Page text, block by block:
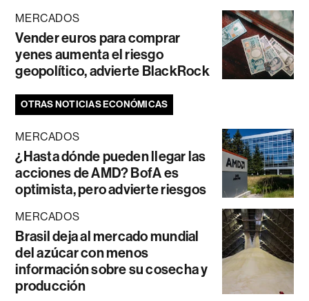
MERCADOS
Vender euros para comprar
yenes aumenta el riesgo
geopolítico, advierte BlackRock
OTRAS NOTICIAS ECONÓMICAS
MERCADOS
¿Hasta dónde pueden llegar las
acciones de AMD? BofA es
optimista, pero advierte riesgos
MERCADOS
Brasil deja al mercado mundial
del azúcar con menos
información sobre su cosecha y
producción